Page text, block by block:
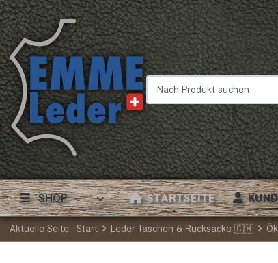
Nach Produkt suchen
SHOP STARTSEITE
Aktuelle Seite: Start Leder Taschen & Rucksäcke 🇨🇭